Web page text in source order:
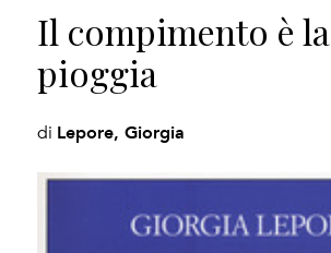
Il compimento è la
pioggia
di Lepore, Giorgia